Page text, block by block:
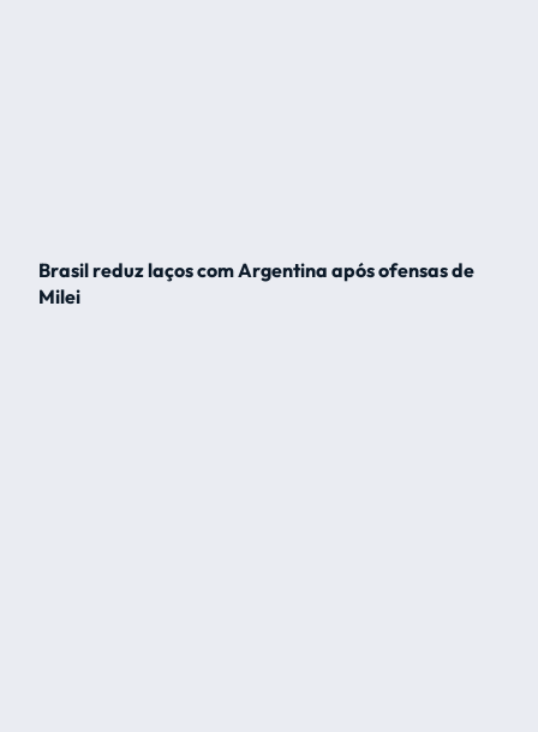
Brasil reduz laços com Argentina após ofensas de
Milei